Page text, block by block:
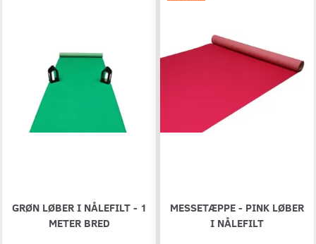
GRØN LØBER I NÅLEFILT - 1
METER BRED
MESSETÆPPE - PINK LØBER
I NÅLEFILT